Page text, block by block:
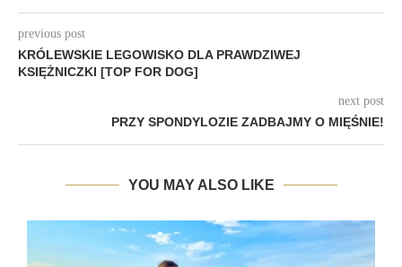
previous post
KRÓLEWSKIE LEGOWISKO DLA PRAWDZIWEJ
KSIĘŻNICZKI [TOP FOR DOG]
next post
PRZY SPONDYLOZIE ZADBAJMY O MIĘŚNIE!
YOU MAY ALSO LIKE